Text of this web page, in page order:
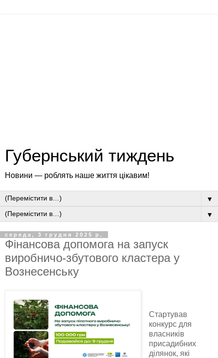
Губернський тиждень
Новини — роблять наше життя цікавим!
▼
▼
середа, 3 грудня 2025 р.
Фінансова допомога на запуск
виробничо-збутового кластера у
Вознесенську
Стартував
конкурс для
власників
присадибних
ділянок, які